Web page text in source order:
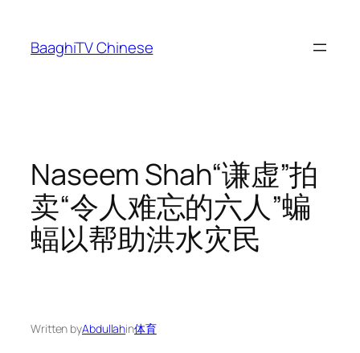
content
BaaghiTV Chinese
Naseem Shah“谦虚”拍
卖“令人难忘的六人”蝙
蝠以帮助洪水灾民
Written byAbdullahin体育